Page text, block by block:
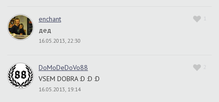
1
enchant
дед
16.05.2013, 22:30
2
DoMoDeDoVo88
VSEM DOBRA :D :D :D
16.05.2013, 19:14